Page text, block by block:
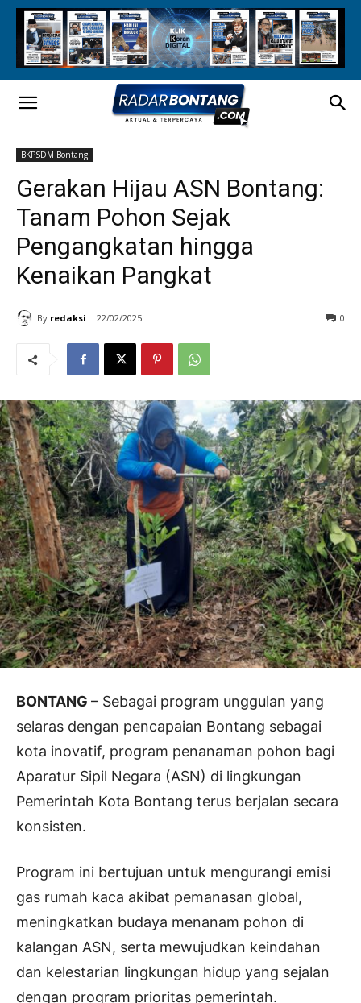
BKPSDM Bontang
Gerakan Hijau ASN Bontang:
Tanam Pohon Sejak
Pengangkatan hingga
Kenaikan Pangkat
By redaksi 22/02/2025 0
BONTANG – Sebagai program unggulan yang
selaras dengan pencapaian Bontang sebagai
kota inovatif, program penanaman pohon bagi
Aparatur Sipil Negara (ASN) di lingkungan
Pemerintah Kota Bontang terus berjalan secara
konsisten.
Program ini bertujuan untuk mengurangi emisi
gas rumah kaca akibat pemanasan global,
meningkatkan budaya menanam pohon di
kalangan ASN, serta mewujudkan keindahan
dan kelestarian lingkungan hidup yang sejalan
dengan program prioritas pemerintah.